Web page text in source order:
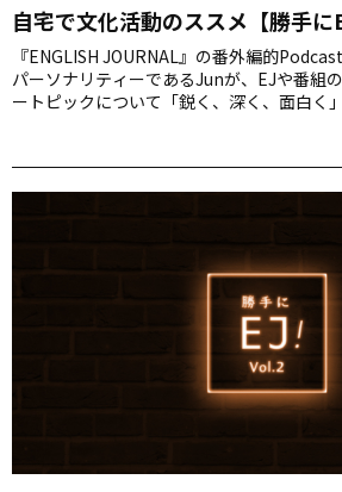
自宅で文化活動のススメ【勝手に
『ENGLISH JOURNAL』の番外編的
パーソナリティーであるJunが、EJや番組
ートピックについて「鋭く、深く、面白く